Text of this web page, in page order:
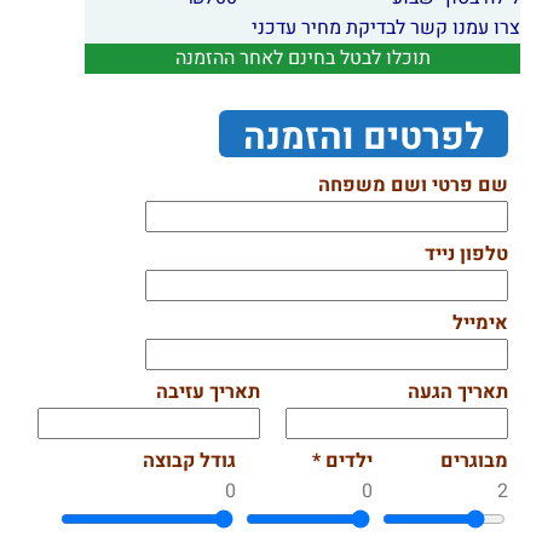
צרו עמנו קשר לבדיקת מחיר עדכני
תוכלו לבטל בחינם לאחר ההזמנה
לפרטים והזמנה
שם פרטי ושם משפחה
טלפון נייד
אימייל
תאריך הגעה תאריך עזיבה
מבוגרים
2
ילדים *
0
גודל קבוצה
0